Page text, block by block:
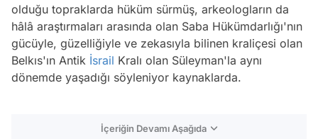
olduğu topraklarda hüküm sürmüş, arkeologların da
hâlâ araştırmaları arasında olan Saba Hükümdarlığı'nın
gücüyle, güzelliğiyle ve zekasıyla bilinen kraliçesi olan
Belkıs'ın Antik İsrail Kralı olan Süleyman'la aynı
dönemde yaşadığı söyleniyor kaynaklarda.
İçeriğin Devamı Aşağıda